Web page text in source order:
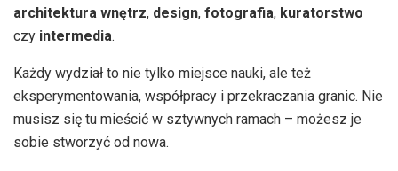
architektura wnętrz, design, fotografia, kuratorstwo
czy intermedia.
Każdy wydział to nie tylko miejsce nauki, ale też
eksperymentowania, współpracy i przekraczania granic. Nie
musisz się tu mieścić w sztywnych ramach – możesz je
sobie stworzyć od nowa.